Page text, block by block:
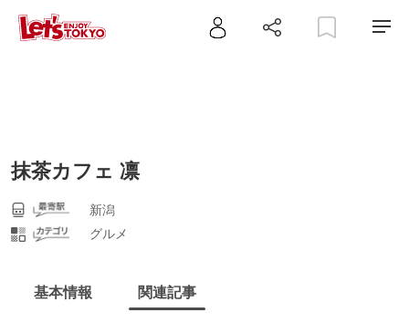
抹茶カフェ 凛
新潟
グルメ
基本情報 関連記事